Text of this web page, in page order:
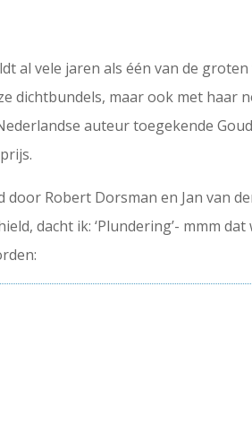
al vele jaren als één van de
dichtbundels, maar ook met haar
auteur toegekende
door Robert Dorsman en Jan van
dacht ik: ‘Plundering’- mmm